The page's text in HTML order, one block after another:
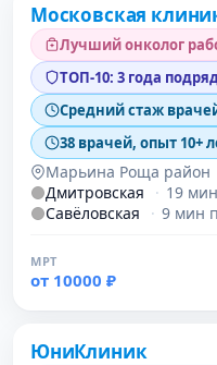
Московская
Лучший онколог
ТОП-10: 3 года
Средний стаж
38 врачей, опыт 10+
Марьина Роща район
Дмитровская
· 19
Савёловская
· 9 мин
МРТ
от 10000 ₽
Проверено
ЮниКлиник